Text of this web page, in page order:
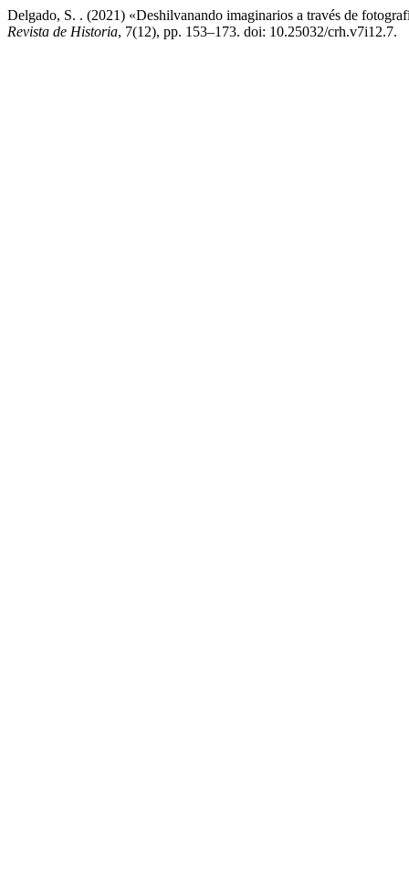
Delgado, S. . (2021) «Deshilvanando imaginarios a través de
Revista de Historia, 7(12), pp. 153–173. doi: 10.25032/crh.v7i12.7.